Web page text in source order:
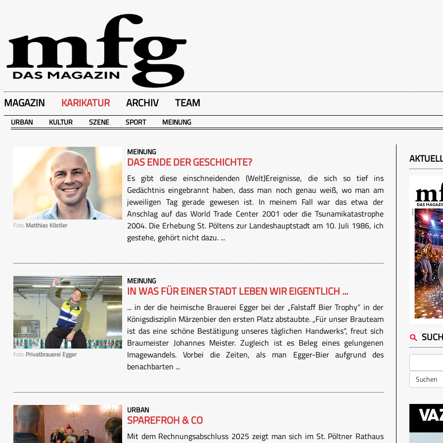
MAGAZIN KARIKATUR ARCHIV TEAM
URBAN KULTUR SZENE SPORT MEINUNG
Foto Matthias Köstler
MEINUNG
DAS ENDE DER GESCHICHTE?
Es gibt diese einschneidenden (Welt)Ereignisse, die sich so tief ins
Gedächtnis eingebrannt haben, dass man noch genau weiß, wo man am
jeweiligen Tag gerade gewesen ist. In meinem Fall war das etwa der
Anschlag auf das World Trade Center 2001 oder die Tsunamikatastrophe
2004. Die Erhebung St. Pöltens zur Landeshauptstadt am 10. Juli 1986, ich
gestehe, gehört nicht dazu. ...
Foto Privatbrauerei Egger
MEINUNG
IN WAS FÜR EINER STADT LEBEN WIR EIGENTLICH ...
... in der die heimische Brauerei Egger bei der „Falstaff Bier Trophy“ in der
Königsdisziplin Märzenbier den ersten Platz abstaubte. „Für unser Brauteam
ist das eine schöne Bestätigung unseres täglichen Handwerks“, freut sich
Braumeister Johannes Meister. Zugleich ist es Beleg eines gelungenen
Imagewandels. Vorbei die Zeiten, als man Egger-Bier aufgrund des
benachbarten ...
URBAN
SPAREFROH & CO
Mit dem Rechnungsabschluss 2025 zeigt man sich im St. Pöltner Rathaus
Suchen